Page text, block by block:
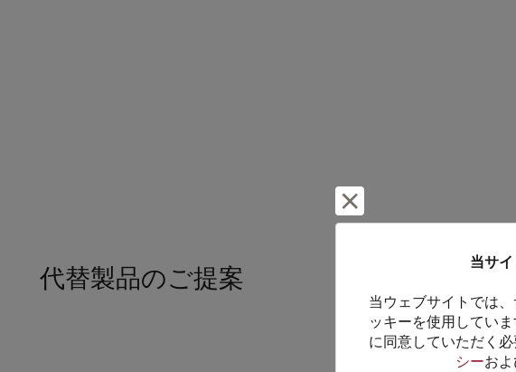
代替製品のご提案 当サ
当ウェブサイトでは
ッキーを使用してい
に同意していただく
シーお